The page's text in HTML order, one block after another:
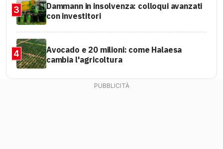
3
Dammann in insolvenza: colloqui avanzati
con investitori
4
Avocado e 20 milioni: come Halaesa
cambia l'agricoltura